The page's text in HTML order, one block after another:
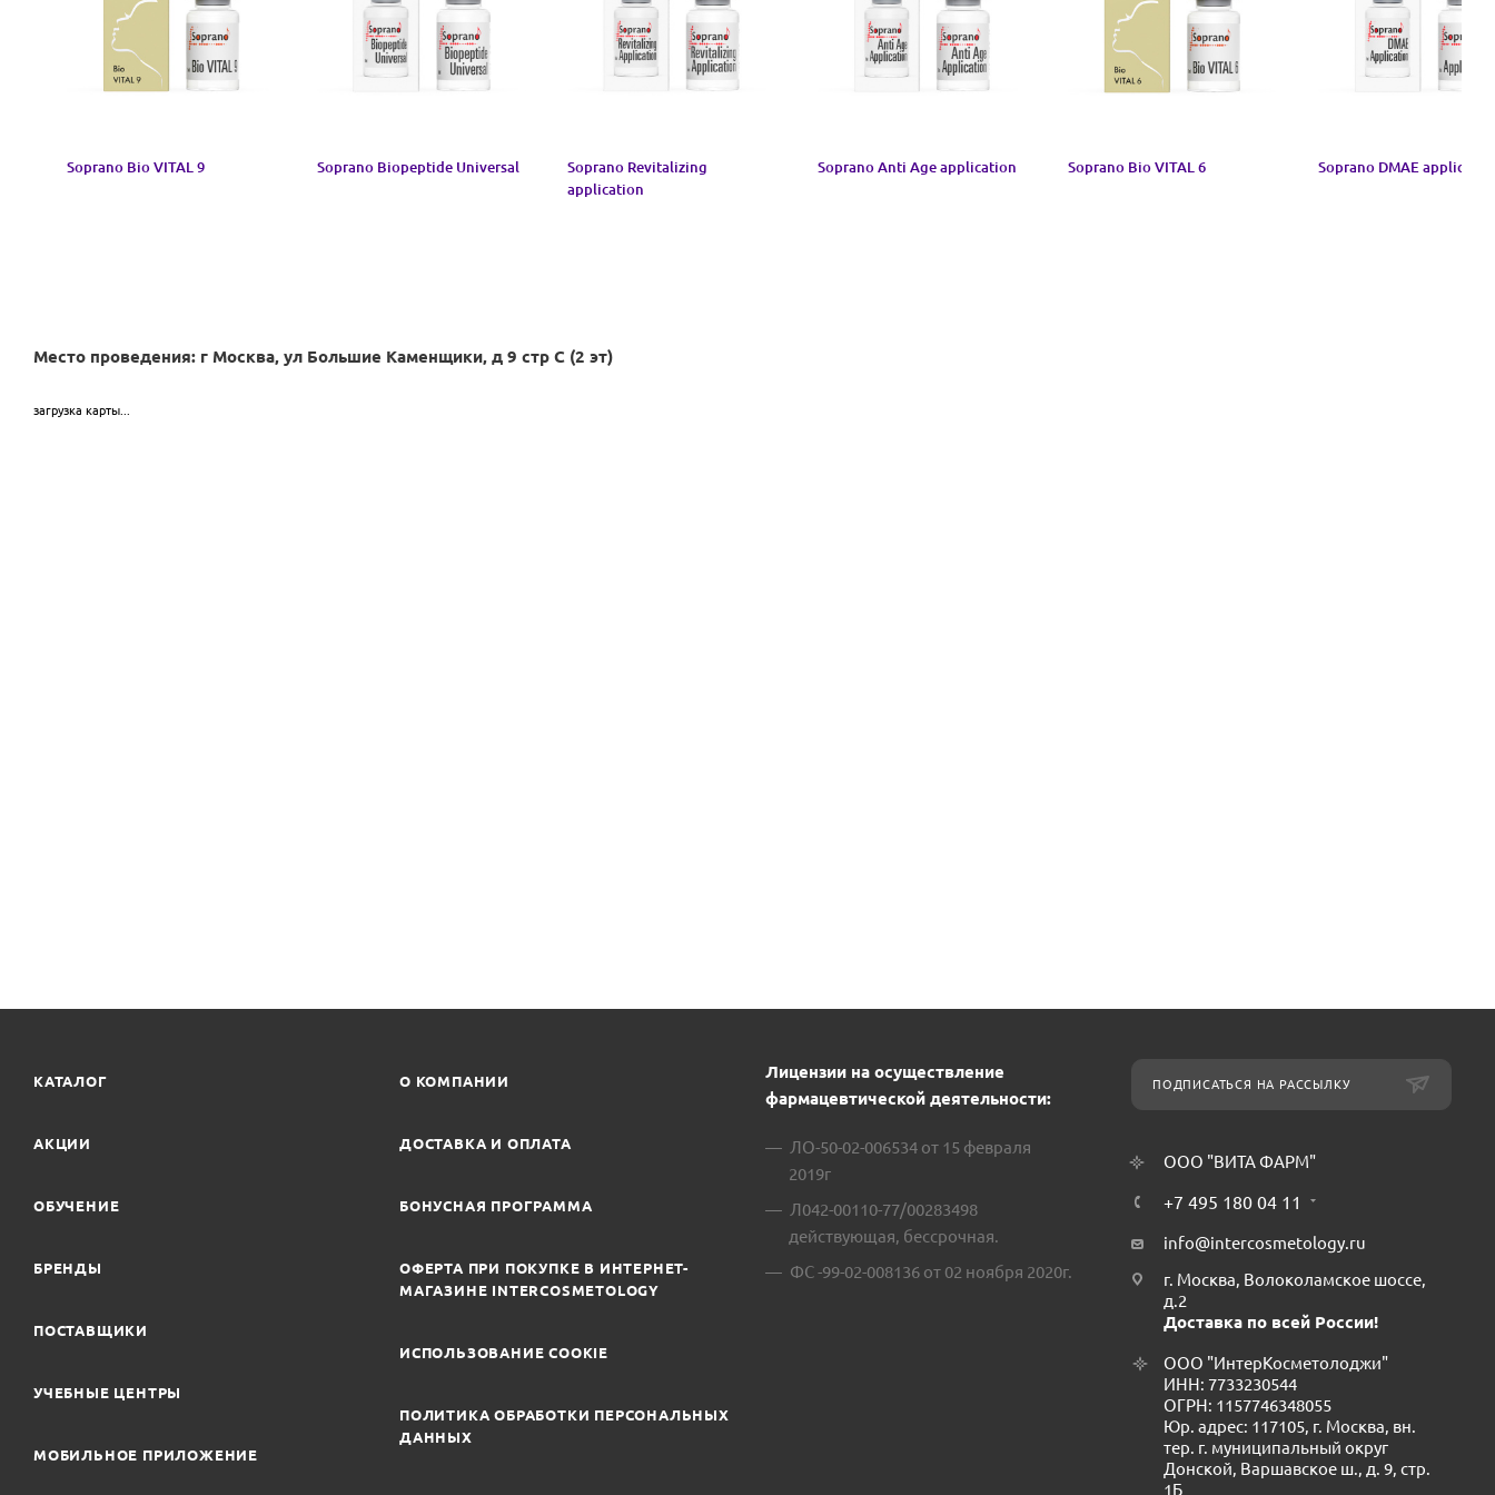
Soprano Bio VITAL 9 Soprano Biopeptide Universal
Soprano Revitalizing
application
Soprano Anti Age application Soprano Bio VITAL 6 Soprano DMAE
Место проведения: г Москва, ул Большие Каменщики, д 9 стр С (2 эт)
загрузка карты...
КАТАЛОГ
АКЦИИ
ОБУЧЕНИЕ
БРЕНДЫ
ПОСТАВЩИКИ
УЧЕБНЫЕ ЦЕНТРЫ
МОБИЛЬНОЕ ПРИЛОЖЕНИЕ
О КОМПАНИИ
ДОСТАВКА И ОПЛАТА
БОНУСНАЯ ПРОГРАММА
ОФЕРТА ПРИ ПОКУПКЕ В ИНТЕРНЕТ-
МАГАЗИНЕ INTERCOSMETOLOGY
ИСПОЛЬЗОВАНИЕ COOKIE
ПОЛИТИКА ОБРАБОТКИ ПЕРСОНАЛЬНЫХ
ДАННЫХ
Лицензии на осуществление
фармацевтической деятельности:
ЛО-50-02-006534 от 15 февраля
2019г
Л042-00110-77/00283498
действующая, бессрочная.
ФС -99-02-008136 от 02 ноября 2020г.
ПОДПИСАТЬСЯ НА РАССЫЛКУ
ООО "ВИТА ФАРМ"
+7 495 180 04 11
info@intercosmetology.ru
г. Москва, Волоколамское шоссе,
д.2
Доставка по всей России!
ООО "ИнтерКосметолоджи"
ИНН: 7733230544
ОГРН: 1157746348055
Юр. адрес: 117105, г. Москва, вн.
тер. г. муниципальный округ
Донской, Варшавское ш., д. 9, стр.
1Б